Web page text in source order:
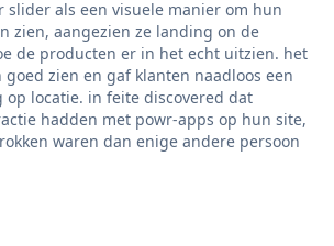
slider als een visuele manier om hun
zien, aangezien ze landing on de
de producten er in het echt uitzien. het
zien en gaf klanten naadloos een
locatie. in feite discovered dat
hadden met powr-apps op hun site,
waren dan enige andere persoon